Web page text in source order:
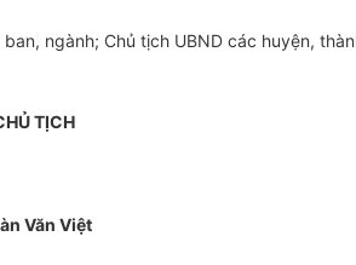
ngành; Chủ tịch UBND các huyện,
TỊCH
Văn Việt